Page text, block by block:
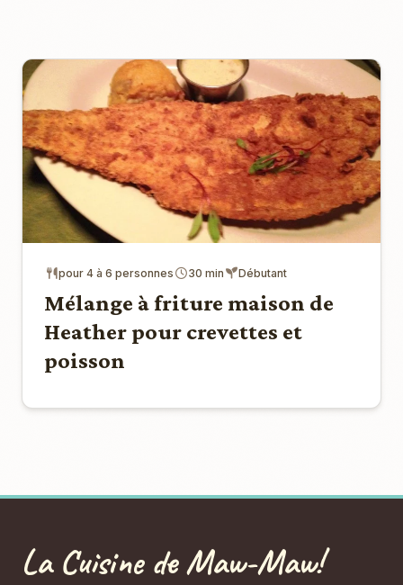
pour 4 à 6 personnes 30 min Débutant
Mélange à friture maison de
Heather pour crevettes et
poisson
La Cuisine de Maw-Maw!